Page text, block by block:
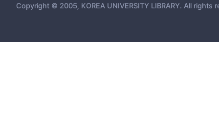
Copyright © 2005, KOREA UNIVERSITY LIBRARY. All rights